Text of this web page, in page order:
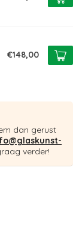
€148,00
dan gerust
verder!